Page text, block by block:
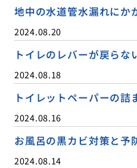
地中の水道管水漏れにか
2024.08.20
トイレのレバーが戻らな
2024.08.18
トイレットペーパーの
2024.08.16
お風呂の黒カビ対策と予
2024.08.14